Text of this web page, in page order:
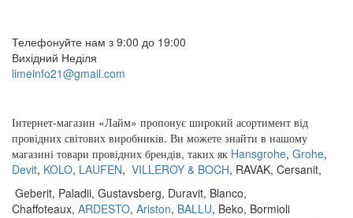
Телефонуйте нам з 9:00 до 19:00
Вихідний Неділя
limeinfo21@gmail.com
Інтернет-магазин «Лайм» пропонує широкий асортимент від
провідних світових виробників. Ви можете знайти в нашому
магазині товари провідних брендів, таких як Hansgrohe, Grohe,
Devit, KOLO, LAUFEN, VILLEROY & BOCH, RAVAK, Cersanit,
Geberit, Paladii, Gustavsberg, Duravit, Blanco,
Chaffoteaux, ARDESTO, Ariston, BALLU, Beko, Bormioli